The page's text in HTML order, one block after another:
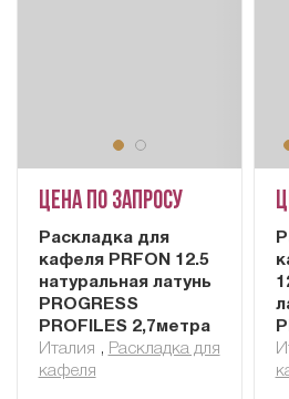
Цена по запросу
Раскладка для
кафеля PRFON 12.5
натуральная латунь
PROGRESS
PROFILES 2,7метра
Италия , Раскладка для
кафеля